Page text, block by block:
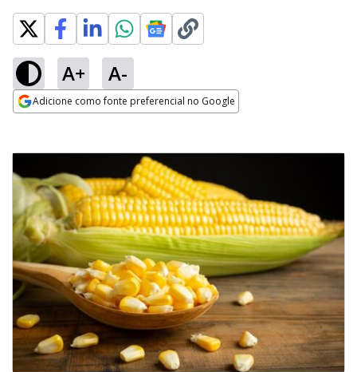
A+ A-
Adicione como fonte preferencial no Google